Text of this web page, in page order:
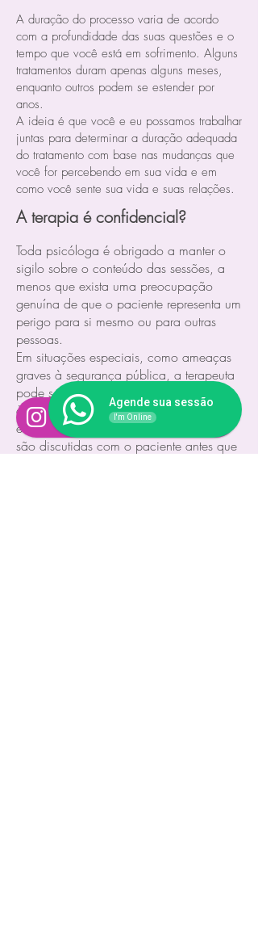
A duração do processo varia de acordo
com a profundidade das suas questões e o
tempo que você está em sofrimento. Alguns
tratamentos duram apenas alguns meses,
enquanto outros podem se estender por
anos.
A ideia é que você e eu possamos trabalhar
juntas para determinar a duração adequada
do tratamento com base nas mudanças que
você for percebendo em sua vida e em
como você sente sua vida e suas relações.
A terapia é confidencial?
Toda psicóloga é obrigado a manter o
sigilo sobre o conteúdo das sessões, a
menos que exista uma preocupação
genuína de que o paciente representa um
perigo para si mesmo ou para outras
pessoas.
Em situações especiais, como ameaças
graves à segurança pública, a terapeuta
pode ser obrigada a relatar informações
às autoridades competentes. No entanto,
essas situações são raras e geralmente
são discutidas com o paciente antes que
Acompanhe meus conteúdos
Agende sua sessão
I'm Online